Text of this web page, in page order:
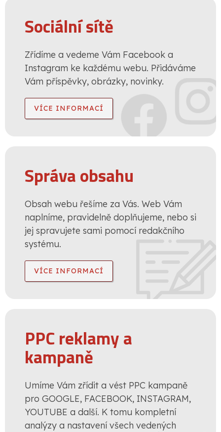
Sociální sítě
Zřídíme a vedeme Vám Facebook a
Instagram ke každému webu. Přidáváme
Vám příspěvky, obrázky, novinky.
VÍCE INFORMACÍ
Správa obsahu
Obsah webu řešíme za Vás. Web Vám
naplníme, pravidelně doplňujeme, nebo si
jej spravujete sami pomocí redakčního
systému.
VÍCE INFORMACÍ
PPC reklamy a
kampaně
Umíme Vám zřídit a vést PPC kampaně
pro GOOGLE, FACEBOOK, INSTAGRAM,
YOUTUBE a další. K tomu kompletní
analýzy a nastavení všech vedených